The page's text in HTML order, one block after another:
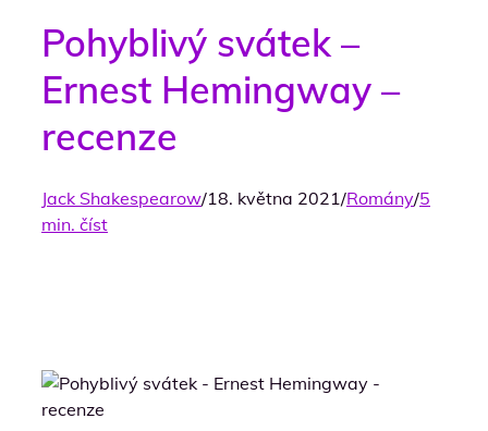
Pohyblivý svátek –
Ernest Hemingway –
recenze
Jack Shakespearow/18. května 2021 /Romány/5
min. číst